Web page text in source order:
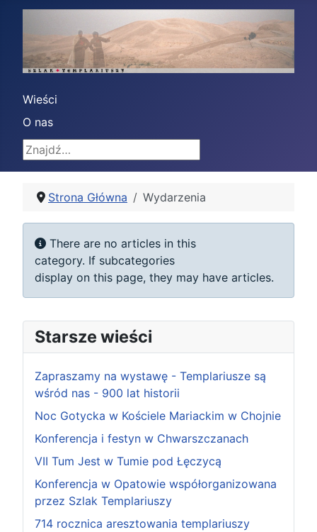
Wieści
O nas
Znajdź
Strona Główna Wydarzenia
Info
There are no articles in this
category. If subcategories
display on this page, they may have articles.
Starsze wieści
Zapraszamy na wystawę - Templariusze są
wśród nas - 900 lat historii
Noc Gotycka w Kościele Mariackim w Chojnie
Konferencja i festyn w Chwarszczanach
VII Tum Jest w Tumie pod Łęczycą
Konferencja w Opatowie współorganizowana
przez Szlak Templariuszy
714 rocznica aresztowania templariuszy